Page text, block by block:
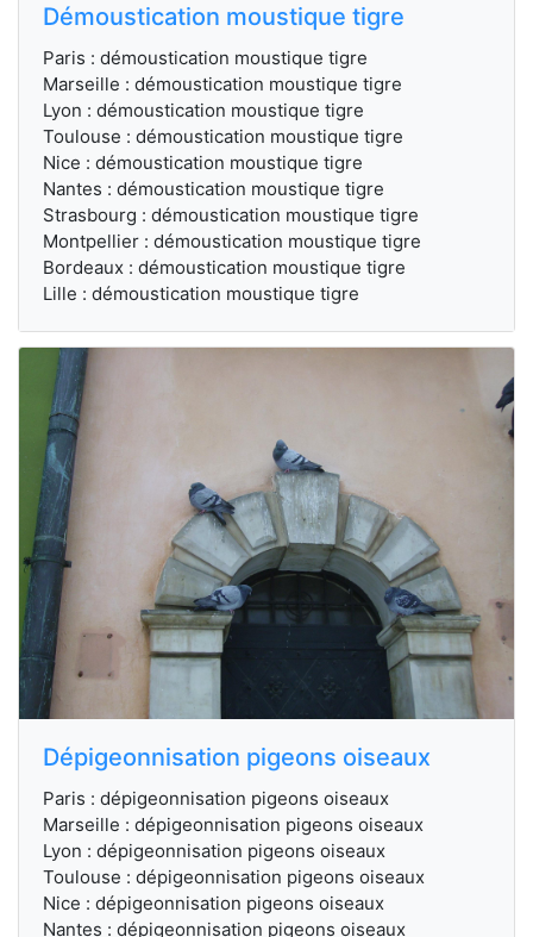
Démoustication moustique tigre
Paris : démoustication moustique tigre
Marseille : démoustication moustique tigre
Lyon : démoustication moustique tigre
Toulouse : démoustication moustique tigre
Nice : démoustication moustique tigre
Nantes : démoustication moustique tigre
Strasbourg : démoustication moustique tigre
Montpellier : démoustication moustique tigre
Bordeaux : démoustication moustique tigre
Lille : démoustication moustique tigre
Dépigeonnisation pigeons oiseaux
Paris : dépigeonnisation pigeons oiseaux
Marseille : dépigeonnisation pigeons oiseaux
Lyon : dépigeonnisation pigeons oiseaux
Toulouse : dépigeonnisation pigeons oiseaux
Nice : dépigeonnisation pigeons oiseaux
Nantes : dépigeonnisation pigeons oiseaux